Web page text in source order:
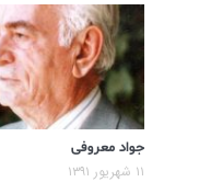
جواد معروفی
۱۱ شهریور ۱۳۹۱